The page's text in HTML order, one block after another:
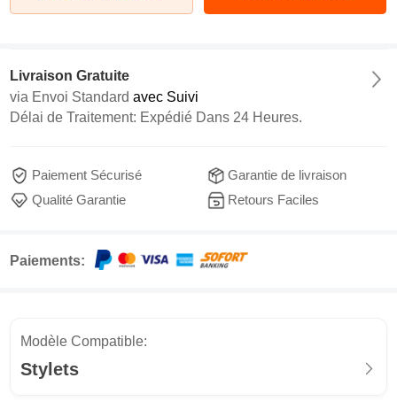
Livraison Gratuite
via Envoi Standard avec Suivi
Délai de Traitement: Expédié Dans 24 Heures.
Paiement Sécurisé
Garantie de livraison
Qualité Garantie
Retours Faciles
Paiements:
Modèle Compatible:
Stylets